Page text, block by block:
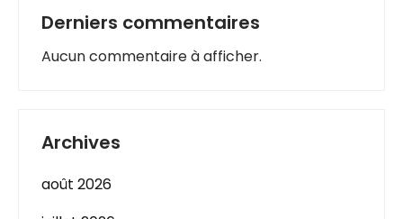
Derniers commentaires
Aucun commentaire à afficher.
Archives
août 2026